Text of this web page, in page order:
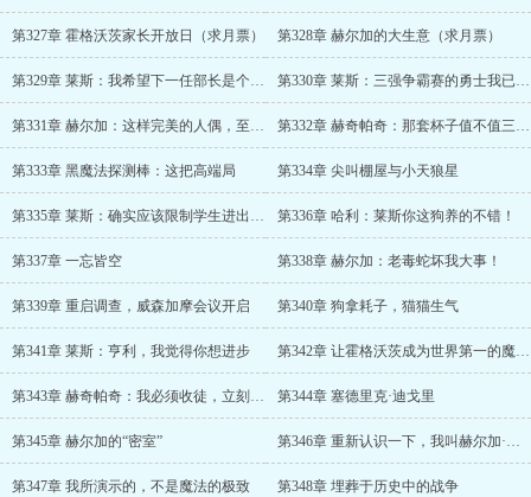
第327章 霍格沃茨家长开放日（求月票） 第328章 赫尔加的大生意（求月票）
第329章 莱斯：我希望下一任部长是个有能力的 第330章 莱斯：三强争霸赛的勇士我已经选好了
第331章 赫尔加：这样完美的人偶，至少要三千加隆 第332章 赫奇帕奇：那套杯子值不值三千加隆，我能不知道吗？！
第333章 黑魔法探测棒：这把高端局 第334章 尖叫棚屋与小天狼星
第335章 莱斯：确实应该限制学生进出霍格莫德 第336章 哈利：莱斯你这狗养的不错！
第337章 一忘皆空 第338章 赫尔加：老毒蛇坏我大事！
第339章 重启调查，威森加摩会议开启 第340章 狗拿耗子，猫猫生气
第341章 莱斯：亨利，我觉得你想进步 第342章 让霍格沃茨成为世界第一的魔法学校
第343章 赫奇帕奇：我必须收徒，立刻、马上！ 第344章 塞德里克·迪戈里
第345章 赫尔加的“密室” 第346章 重新认识一下，我叫赫尔加·赫奇帕奇
第347章 我所演示的，不是魔法的极致 第348章 埋葬于历史中的战争